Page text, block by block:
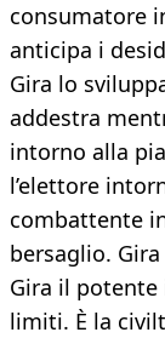
consumatore
anticipa i
Gira lo
addestra
intorno alla
l’elettore
combattente
bersaglio.
Gira il potente
limiti. È la